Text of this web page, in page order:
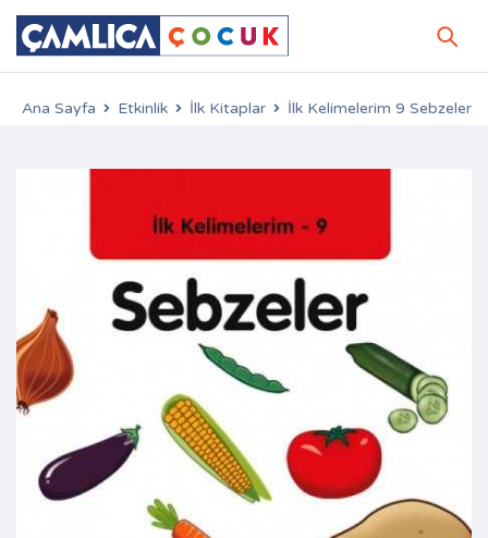
Ana Sayfa Etkinlik İlk Kitaplar İlk Kelimelerim 9 Sebzeler